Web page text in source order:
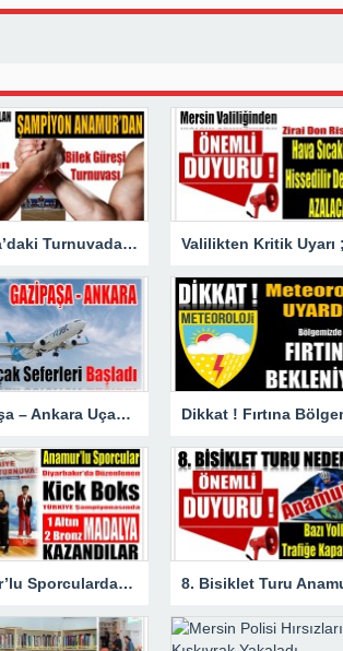
Antalya’daki Turnuvada Şampiyon Anamur’dan
Gazipaşa – Ankara Uçak Seferleri Başladı
Anamur’lu Sporculardan Büyük Başarı ; 1 Altın 2 Bronz Madalya Kazandılar